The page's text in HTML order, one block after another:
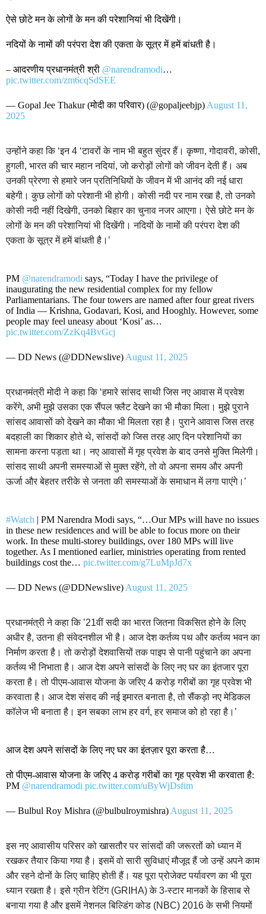
ऐसे छोटे मन के लोगों के मन की परेशानियां भी दिखेंगी।
नदियों के नामों की परंपरा देश की एकता के सूत्र में हमें बांधती है।
– आदरणीय प्रधानमंत्री श्री @narendramodi…
pic.twitter.com/zm6cqSdSEE
— Gopal Jee Thakur (मोदी का परिवार) (@gopaljeebjp) August 11,
2025
उन्होंने कहा कि ‘इन 4 ‘टावरों के नाम भी बहुत सुंदर हैं। कृष्णा, गोदावरी, कोसी,
हुगली, भारत की चार महान नदियां, जो करोड़ों लोगों को जीवन देती हैं। अब
उनकी प्रेरणा से हमारे जन प्रतिनिधियों के जीवन में भी आनंद की नई धारा
बहेगी। कुछ लोगों को परेशानी भी होगी। कोसी नदी पर नाम रखा है, तो उनको
कोसी नदी नहीं दिखेगी, उनको बिहार का चुनाव नजर आएगा। ऐसे छोटे मन के
लोगों के मन की परेशानियां भी दिखेंगी। नदियों के नामों की परंपरा देश की
एकता के सूत्र में हमें बांधती है।’
PM @narendramodi says, “Today I have the privilege of
inaugurating the new residential complex for my fellow
Parliamentarians. The four towers are named after four great rivers
of India — Krishna, Godavari, Kosi, and Hooghly. However, some
people may feel uneasy about ‘Kosi’ as…
pic.twitter.com/ZzKq4BvGcj
— DD News (@DDNewslive) August 11, 2025
प्रधानमंत्री मोदी ने कहा कि ‘हमारे सांसद साथी जिस नए आवास में प्रवेश
करेंगे, अभी मुझे उसका एक सैंपल फ्लैट देखने का भी मौका मिला। मुझे पुराने
सांसद आवासों को देखने का मौका भी मिलता रहा है। पुराने आवास जिस तरह
बदहाली का शिकार होते थे, सांसदों को जिस तरह आए दिन परेशानियों का
सामना करना पड़ता था। नए आवासों में गृह प्रवेश के बाद उनसे मुक्ति मिलेगी।
सांसद साथी अपनी समस्याओं से मुक्त रहेंगे, तो वो अपना समय और अपनी
ऊर्जा और बेहतर तरीके से जनता की समस्याओं के समाधान में लगा पाएंगे।’
#Watch | PM Narendra Modi says, “…Our MPs will have no issues
in these new residences and will be able to focus more on their
work. In these multi-storey buildings, over 180 MPs will live
together. As I mentioned earlier, ministries operating from rented
buildings cost the… pic.twitter.com/g7LuMpJd7x
— DD News (@DDNewslive) August 11, 2025
प्रधानमंत्री ने कहा कि ’21वीं सदी का भारत जितना विकसित होने के लिए
अधीर है, उतना ही संवेदनशील भी है। आज देश कर्तव्य पथ और कर्तव्य भवन का
निर्माण करता है। तो करोड़ों देशवासियों तक पाइप से पानी पहुंचाने का अपना
कर्तव्य भी निभाता है। आज देश अपने सांसदों के लिए नए घर का इंतजार पूरा
करता है। तो पीएम-आवास योजना के जरिए 4 करोड़ गरीबों का गृह प्रवेश भी
करवाता है। आज देश संसद की नई इमारत बनाता है, तो सैंकड़ो नए मेडिकल
कॉलेज भी बनाता है। इन सबका लाभ हर वर्ग, हर समाज को हो रहा है।’
आज देश अपने सांसदों के लिए नए घर का इंतज़ार पूरा करता है…
तो पीएम-आवास योजना के जरिए 4 करोड़ गरीबों का गृह प्रवेश भी करवाता है:
PM @narendramodi pic.twitter.com/uByWjDsfim
— Bulbul Roy Mishra (@bulbulroymishra) August 11, 2025
इस नए आवासीय परिसर को खासतौर पर सांसदों की जरूरतों को ध्यान में
रखकर तैयार किया गया है। इसमें वो सारी सुविधाएं मौजूद हैं जो उन्हें अपने काम
और रहने दोनों के लिए चाहिए होती हैं। यह पूरा प्रोजेक्ट पर्यावरण का भी पूरा
ध्यान रखता है। इसे ग्रीन रेटिंग (GRIHA) के 3-स्टार मानकों के हिसाब से
बनाया गया है और इसमें नेशनल बिल्डिंग कोड (NBC) 2016 के सभी नियमों